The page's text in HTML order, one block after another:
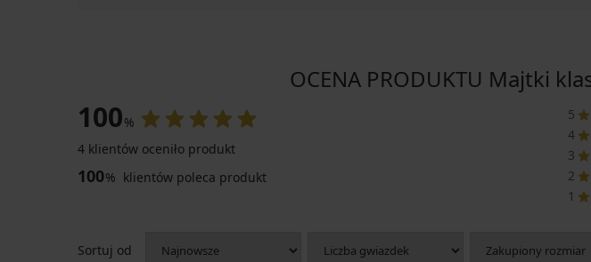
OCENA PRODUKTU Majtki
100%
4 klientów oceniło produkt
100% klientów poleca produkt
5
4
3
2
1
Sortuj od